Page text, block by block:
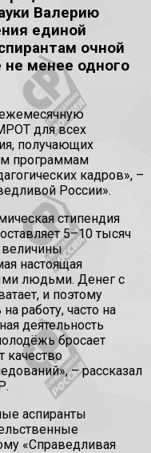
Валерию
единой
очной
менее одного
для всех
получающих
программам
кадров», –
России».
стипендия
5–10 тысяч
настоящая
людьми. Денег с
и поэтому
работу, часто на
деятельность
бросает
качество
– рассказал
аспиранты
«Справедливая